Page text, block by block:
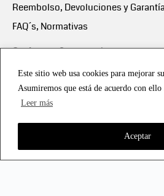
Este sitio web usa cookies para mejorar
Asumiremos que está de acuerdo con ello
Leer más
Aceptar
Reembolso, Devoluciones y
FAQ´s, Normativas
Scalapay:Compra ahora y paga
Scalapay Política Privacidad
Copyright © 2021 all rights reserved -